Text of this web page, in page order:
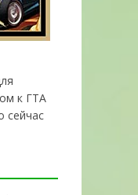
к ГТА
сейчас